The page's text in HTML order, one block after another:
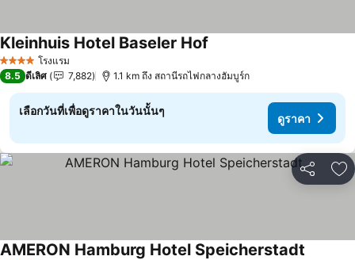
4 ดาว โรงแรม
Kleinhuis Hotel Baseler Hof
8.5 ดีเลิศ 7,882 1.1 km ถึง สถานีรถไฟกลางฮัมบูร์ก
เลือกวันที่เพื่อดูราคาในวันนั้นๆ
ดูราคา
แชร์ เ
AMERON Hamburg Hotel Speicherstadt